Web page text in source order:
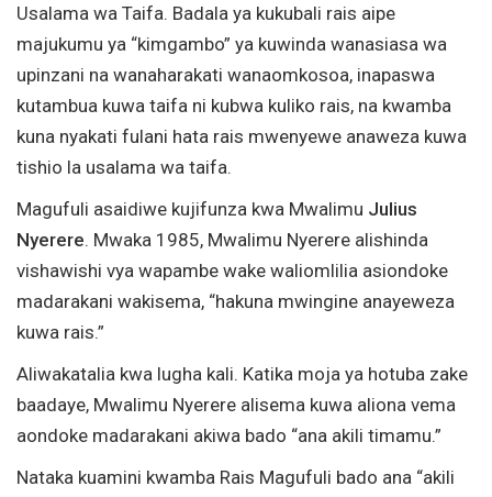
Usalama wa Taifa. Badala ya kukubali rais aipe
majukumu ya “kimgambo” ya kuwinda wanasiasa wa
upinzani na wanaharakati wanaomkosoa, inapaswa
kutambua kuwa taifa ni kubwa kuliko rais, na kwamba
kuna nyakati fulani hata rais mwenyewe anaweza kuwa
tishio la usalama wa taifa.
Magufuli asaidiwe kujifunza kwa Mwalimu Julius
Nyerere. Mwaka 1985, Mwalimu Nyerere alishinda
vishawishi vya wapambe wake waliomlilia asiondoke
madarakani wakisema, “hakuna mwingine anayeweza
kuwa rais.”
Aliwakatalia kwa lugha kali. Katika moja ya hotuba zake
baadaye, Mwalimu Nyerere alisema kuwa aliona vema
aondoke madarakani akiwa bado “ana akili timamu.”
Nataka kuamini kwamba Rais Magufuli bado ana “akili